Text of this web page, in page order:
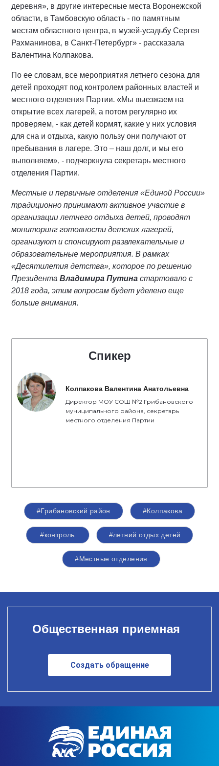
деревня», в другие интересные места Воронежской
области, в Тамбовскую область - по памятным
местам областного центра, в музей-усадьбу Сергея
Рахманинова, в Санкт-Петербург» - рассказала
Валентина Колпакова.
По ее словам, все мероприятия летнего сезона для
детей проходят под контролем районных властей и
местного отделения Партии. «Мы выезжаем на
открытие всех лагерей, а потом регулярно их
проверяем, - как детей кормят, какие у них условия
для сна и отдыха, какую пользу они получают от
пребывания в лагере. Это – наш долг, и мы его
выполняем», - подчеркнула секретарь местного
отделения Партии.
Местные и первичные отделения «Единой России»
традиционно принимают активное участие в
организации летнего отдыха детей, проводят
мониторинг готовности детских лагерей,
организуют и спонсируют развлекательные и
образовательные мероприятия. В рамках
«Десятилетия детства», которое по решению
Президента Владимира Путина стартовало с
2018 года, этим вопросам будет уделено еще
больше внимания.
Спикер
Колпакова Валентина Анатольевна
Директор МОУ СОШ №2 Грибановского
муниципального района, секретарь
местного отделения Партии
#Грибановский район #Колпакова
#контроль #летний отдых детей
#Местные отделения
Общественная приемная
Создать обращение